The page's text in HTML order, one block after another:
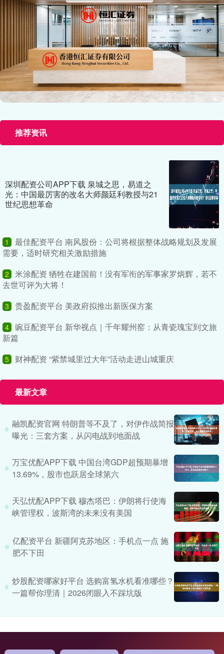
推荐资讯
深圳配资公司APP下载 泉城之思，易道之
光：中国最厉害的改名大师颜廷利教授与21
世纪思想革命
1
最佳配资平台 南风股份：公司将根据整体战略规划及发展
需要，适时研究相关激励措施
2
米涂配资 牺牲在建国前！没有军衔的军事家罗炳辉，若不
去世可评为大将！
3 贵盈配资平台 美政府拟推出新医保方案
4 豌豆配资平台 新华视点｜千年耀州窑：从青瓷瑰宝到文旅
新篇
5 财神配资 “紫禁城里过大年”活动走进山城重庆
最新文章
融凯配资官网 特朗普等不及了，对伊作战简报
曝光：三套方案，从闪电战到地面战
万宝优配APP下载 中国台湾GDP超预期暴增
13.69%，股市也跃居全球第六
天弘忧配APP下载 穆杰塔巴：伊朗将行使海
峡管理权，波斯湾的未来没有美国
亿配资平台 新疆阿克苏地区：手机点一点 施
肥不下田
炒股配资哪家好平台 选购富氢水机看准哪些？
一篇帮你理清｜2026闭眼入不踩坑版